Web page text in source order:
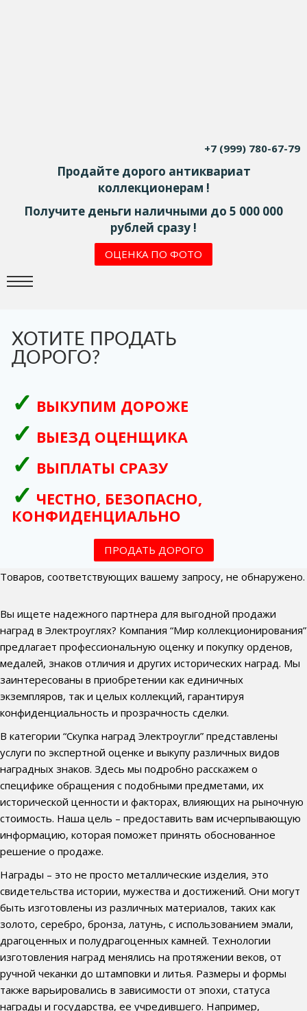
+7 (999) 780-67-79
Продайте дорого антиквариат
коллекционерам !
Получите деньги наличными до 5 000 000
рублей сразу !
ОЦЕНКА ПО ФОТО
ХОТИТЕ ПРОДАТЬ
ДОРОГО?
ВЫКУПИМ ДОРОЖЕ
ВЫЕЗД ОЦЕНЩИКА
ВЫПЛАТЫ СРАЗУ
ЧЕСТНО, БЕЗОПАСНО,
КОНФИДЕНЦИАЛЬНО
ПРОДАТЬ ДОРОГО
Товаров, соответствующих вашему запросу, не обнаружено.
Вы ищете надежного партнера для выгодной продажи
наград в Электроуглях? Компания “Мир коллекционирования”
предлагает профессиональную оценку и покупку орденов,
медалей, знаков отличия и других исторических наград. Мы
заинтересованы в приобретении как единичных
экземпляров, так и целых коллекций, гарантируя
конфиденциальность и прозрачность сделки.
В категории “Скупка наград Электроугли” представлены
услуги по экспертной оценке и выкупу различных видов
наградных знаков. Здесь мы подробно расскажем о
специфике обращения с подобными предметами, их
исторической ценности и факторах, влияющих на рыночную
стоимость. Наша цель – предоставить вам исчерпывающую
информацию, которая поможет принять обоснованное
решение о продаже.
Награды – это не просто металлические изделия, это
свидетельства истории, мужества и достижений. Они могут
быть изготовлены из различных материалов, таких как
золото, серебро, бронза, латунь, с использованием эмали,
драгоценных и полудрагоценных камней. Технологии
изготовления наград менялись на протяжении веков, от
ручной чеканки до штамповки и литья. Размеры и формы
также варьировались в зависимости от эпохи, статуса
награды и государства, ее учредившего. Например,